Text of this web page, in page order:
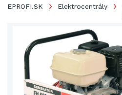
EPROFI.SK Elektrocentrály